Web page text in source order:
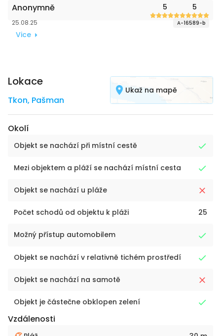
Anonymně 5 5
25.08.25 A-16589-b
Vice
Lokace
Tkon, Pašman
Ukaž na mapě
Okolí
Objekt se nachází při místní cestě
Mezi objektem a pláží se nachází místní cesta
Objekt se nachází u pláže
Počet schodů od objektu k pláži 25
Možný přístup automobilem
Objekt se nachází v relativně tichém prostředí
Objekt se nachází na samotě
Objekt je částečne obklopen zelení
Vzdálenosti